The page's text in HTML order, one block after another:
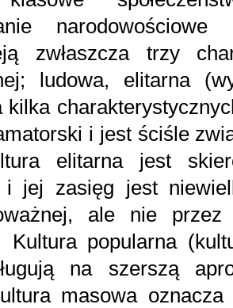
zwłaszcza trzy
ludowa, elitarna
kilka
i jest ściśle
elitarna jest
i jej zasięg jest
ale nie
Kultura popularna
na szerszą
masowa oznacza